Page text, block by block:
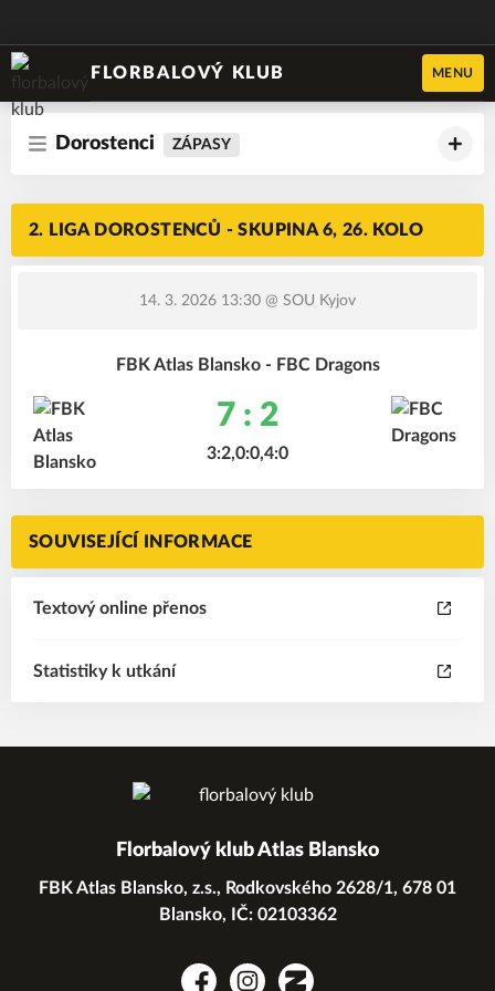
FLORBALOVÝ KLUB MENU
Dorostenci ZÁPASY
2. LIGA DOROSTENCŮ - SKUPINA 6, 26. KOLO
14. 3. 2026 13:30 @ SOU Kyjov
FBK Atlas Blansko - FBC Dragons
7 : 2
3:2,0:0,4:0
SOUVISEJÍCÍ INFORMACE
Textový online přenos
Statistiky k utkání
Florbalový klub Atlas Blansko
FBK Atlas Blansko, z.s., Rodkovského 2628/1, 678 01
Blansko, IČ: 02103362